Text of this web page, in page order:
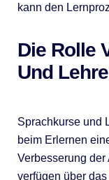
kann den
Die Rolle
Und
Sprachkurse und
beim Erlernen
Verbesserung
verfügen über